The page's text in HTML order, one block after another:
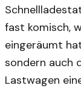
fast komisch,
eingeräumt
sondern auch
Lastwagen